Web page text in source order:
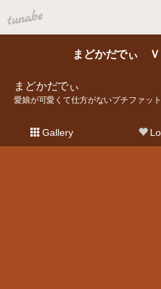
tuna.be
まどかだでぃ Ｖ
まどかだでぃ
愛娘が可愛くて仕方がないプチファット
Gallery